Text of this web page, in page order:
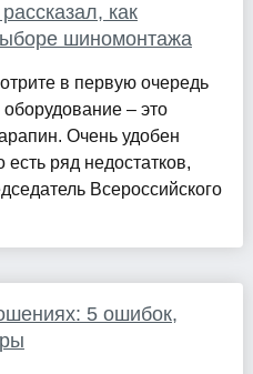
как
шиномонтажа
в первую очередь
– это
Очень удобен
ряд недостатков,
Всероссийского
5 ошибок,